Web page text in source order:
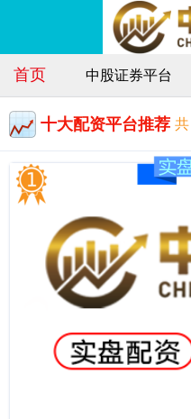
首页 中股证券平台
十大配资平台推荐 共